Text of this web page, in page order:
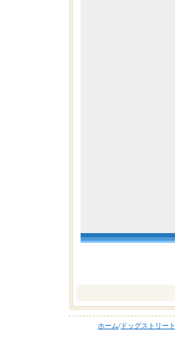
ホーム/ ドッグストリート